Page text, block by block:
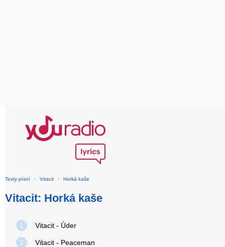
Texty písní › Vitacit › Horká kaše
Vitacit: Horká kaše
1 Vitacit - Úder
2 Vitacit - Peaceman